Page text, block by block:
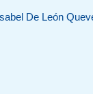
De León